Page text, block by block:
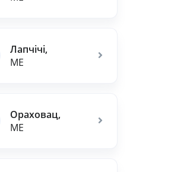
Лапчічі,
ME
Ораховац,
ME